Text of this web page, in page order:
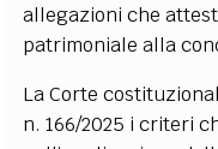
allegazioni che
patrimoniale alla
La Corte
n. 166/2025 i criteri